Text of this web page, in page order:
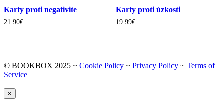
Karty proti negativite
21.90€
Karty proti úzkosti
19.99€
© BOOKBOX 2025 ~ Cookie Policy ~ Privacy Policy ~ Terms of
Service
×